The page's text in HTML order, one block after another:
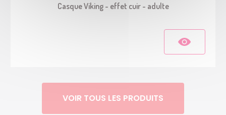
Casque Viking - effet cuir - adulte
VOIR TOUS LES PRODUITS